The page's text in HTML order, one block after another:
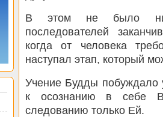
В этом не было
последователей
когда от человека
наступал этап, который
Учение Будды побуждало
к осознанию в себе
следованию только Ей.